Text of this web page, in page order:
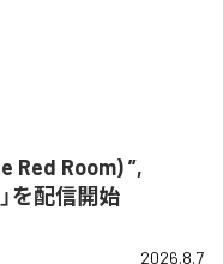
Red Room) ”,
を配信開始
2026.8.7